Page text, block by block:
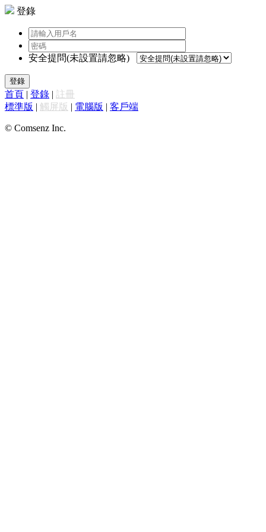
登錄
安全提問(未設置請忽略)
登錄
首頁 | 登錄 | 註冊
標準版 | 觸屏版 | 電腦版 | 客戶端
© Comsenz Inc.